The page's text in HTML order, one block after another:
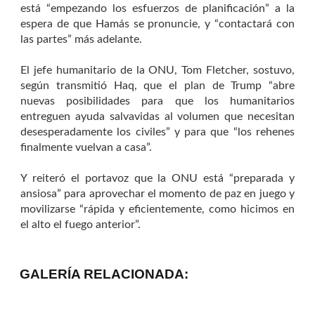
está “empezando los esfuerzos de planificación” a la
espera de que Hamás se pronuncie, y “contactará con
las partes” más adelante.
El jefe humanitario de la ONU, Tom Fletcher, sostuvo,
según transmitió Haq, que el plan de Trump “abre
nuevas posibilidades para que los humanitarios
entreguen ayuda salvavidas al volumen que necesitan
desesperadamente los civiles” y para que “los rehenes
finalmente vuelvan a casa”.
Y reiteró el portavoz que la ONU está “preparada y
ansiosa” para aprovechar el momento de paz en juego y
movilizarse “rápida y eficientemente, como hicimos en
el alto el fuego anterior”.
GALERÍA RELACIONADA: